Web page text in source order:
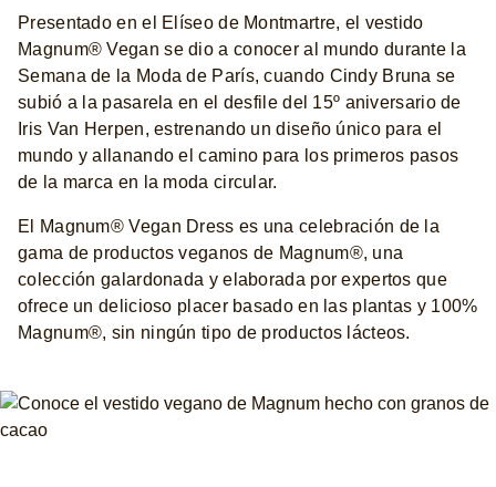
Presentado en el Elíseo de Montmartre, el vestido
Magnum® Vegan se dio a conocer al mundo durante la
Semana de la Moda de París, cuando Cindy Bruna se
subió a la pasarela en el desfile del 15º aniversario de
Iris Van Herpen, estrenando un diseño único para el
mundo y allanando el camino para los primeros pasos
de la marca en la moda circular.
El Magnum® Vegan Dress es una celebración de la
gama de productos veganos de Magnum®, una
colección galardonada y elaborada por expertos que
ofrece un delicioso placer basado en las plantas y 100%
Magnum®, sin ningún tipo de productos lácteos.